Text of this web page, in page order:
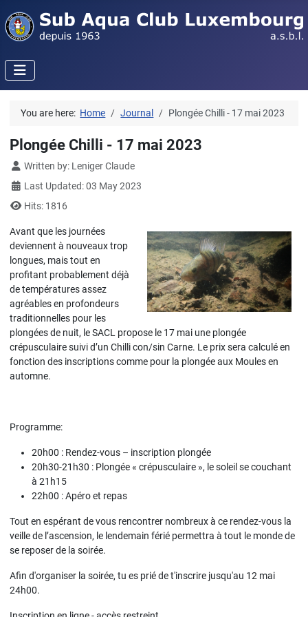
You are here: Home Journal Plongée Chilli - 17 mai 2023
Plongée Chilli - 17 mai 2023
Details
Written by: Leniger Claude
Last Updated: 03 May 2023
Hits: 1816
Avant que les journées
deviennent à nouveaux trop
longues, mais tout en
profitant probablement déjà
de températures assez
agréables en profondeurs
traditionnelles pour les
plongées de nuit, le SACL propose le 17 mai une plongée
crépusculaire suivi d’un Chilli con/sin Carne. Le prix sera calculé en
fonction des inscriptions comme pour la plongée aux Moules en
automne.
Programme:
20h00 : Rendez-vous – inscription plongée
20h30-21h30 : Plongée « crépusculaire », le soleil se couchant
à 21h15
22h00 : Apéro et repas
Tout en espérant de vous rencontrer nombreux à ce rendez-vous la
veille de l’ascension, le lendemain férié permettra à tout le monde de
se reposer de la soirée.
Afin d'organiser la soirée, tu es prié de t'inscrire jusqu'au 12 mai
24h00.